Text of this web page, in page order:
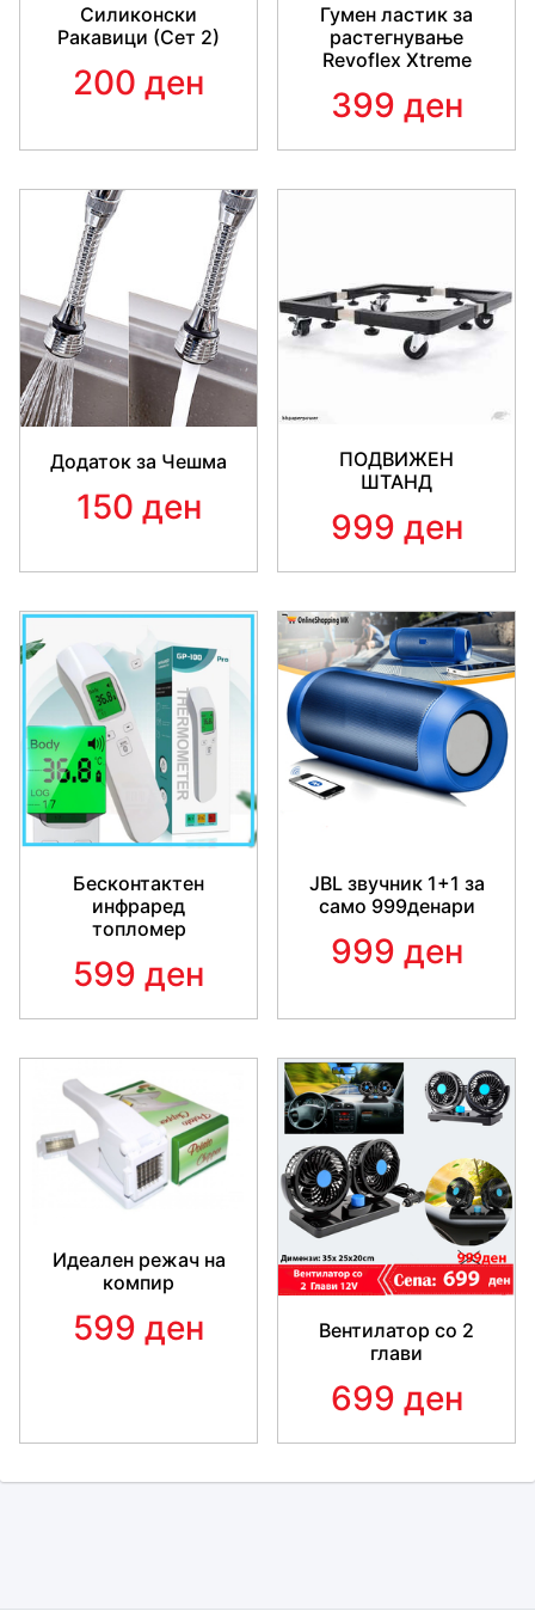
Силиконски
Ракавици (Сет 2)
200 ден
Гумен ластик за
растегнување
Revoflex Xtreme
399 ден
Додаток за Чешма
150 ден
ПОДВИЖЕН
ШТАНД
999 ден
Бесконтактен
инфраред
топломер
599 ден
JBL звучник 1+1 за
само 999денари
999 ден
Идеален режач на
компир
599 ден
Вентилатор со 2
глави
699 ден